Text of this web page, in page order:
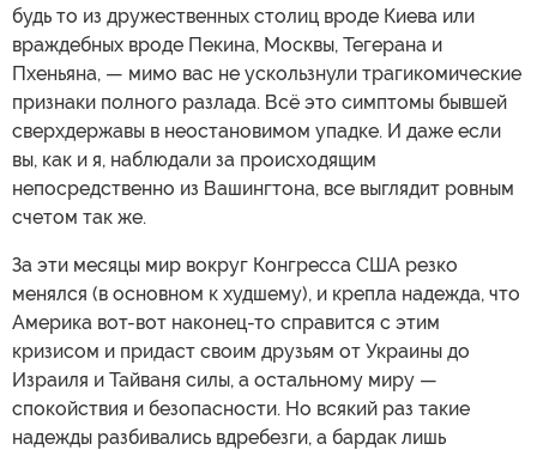
будь то из дружественных столиц вроде Киева или
враждебных вроде Пекина, Москвы, Тегерана и
Пхеньяна, — мимо вас не ускользнули трагикомические
признаки полного разлада. Всё это симптомы бывшей
сверхдержавы в неостановимом упадке. И даже если
вы, как и я, наблюдали за происходящим
непосредственно из Вашингтона, все выглядит ровным
счетом так же.
За эти месяцы мир вокруг Конгресса США резко
менялся (в основном к худшему), и крепла надежда, что
Америка вот-вот наконец-то справится с этим
кризисом и придаст своим друзьям от Украины до
Израиля и Тайваня силы, а остальному миру —
спокойствия и безопасности. Но всякий раз такие
надежды разбивались вдребезги, а бардак лишь